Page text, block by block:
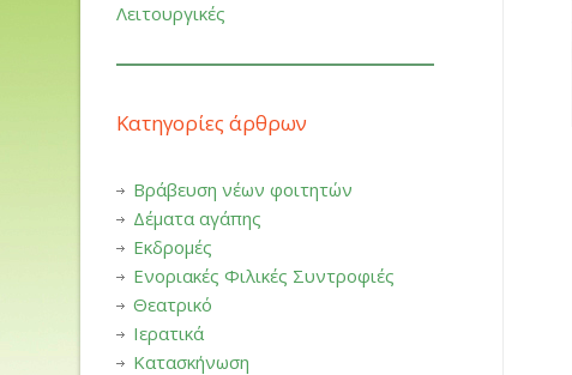
Λειτουργικές
Κατηγορίες άρθρων
Βράβευση νέων φοιτητών
Δέματα αγάπης
Εκδρομές
Ενοριακές Φιλικές Συντροφιές
Θεατρικό
Ιερατικά
Κατασκήνωση